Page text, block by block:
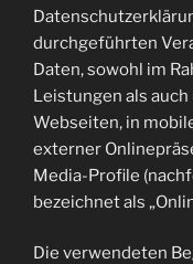
durchgeführten
Daten, sowohl im
Leistungen als
Webseiten, in
externer
Media-Profile
bezeichnet als
Die verwendeten